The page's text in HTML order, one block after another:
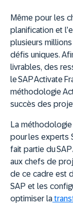
Même pour les
planification et
plusieurs
défis uniques.
livrables, des
le SAP Activate
méthodologie
succès des
La
pour les experts
fait partie du
aux chefs de
de ce cadre est
SAP et les
optimiser la